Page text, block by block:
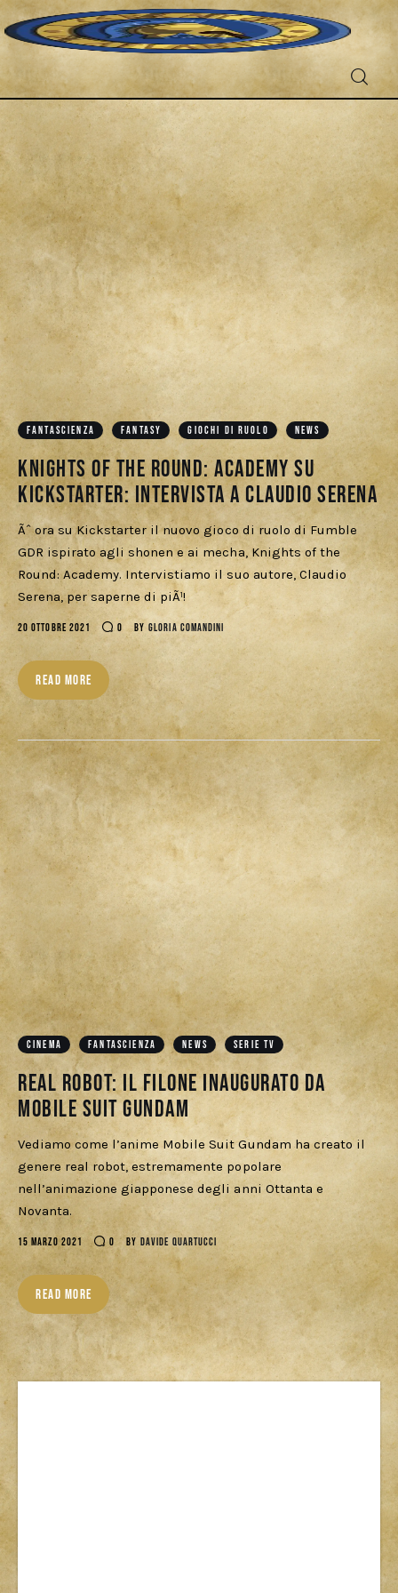
Fantascienza
Fantasy
Games
Recensioni
Libri e fumetti
Cercatori
Download
FANTASCIENZA FANTASY GIOCHI DI RUOLO NEWS
Knights of the Round: Academy su
Kickstarter: intervista a Claudio Serena
Ãˆ ora su Kickstarter il nuovo gioco di ruolo di Fumble
GDR ispirato agli shonen e ai mecha, Knights of the
Round: Academy. Intervistiamo il suo autore, Claudio
Serena, per saperne di piÃ¹!
20 OTTOBRE 2021 0 BY GLORIA COMANDINI
READ MORE
CINEMA FANTASCIENZA NEWS SERIE TV
Real robot: il filone inaugurato da
Mobile Suit Gundam
Vediamo come l’anime Mobile Suit Gundam ha creato il
genere real robot, estremamente popolare
nell’animazione giapponese degli anni Ottanta e
Novanta.
15 MARZO 2021 0 BY DAVIDE QUARTUCCI
READ MORE